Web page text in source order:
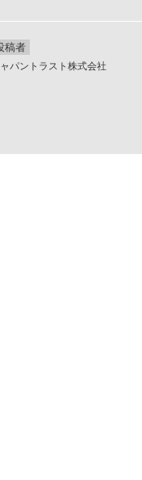
稿者
パントラスト株式会社